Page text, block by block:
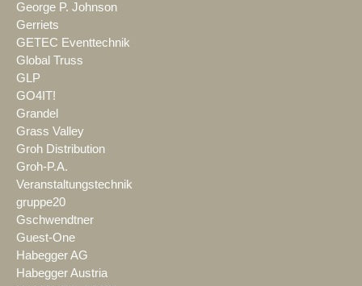
George P. Johnson
Gerriets
GETEC Eventtechnik
Global Truss
GLP
GO4IT!
Grandel
Grass Valley
Groh Distribution
Groh-P.A.
Veranstaltungstechnik
gruppe20
Gschwendtner
Guest-One
Habegger AG
Habegger Austria